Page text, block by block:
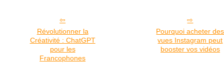
Révolutionner la
Créativité : ChatGPT
pour les
Francophones
Pourquoi acheter des
vues Instagram peut
booster vos vidéos